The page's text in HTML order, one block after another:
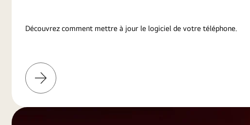
Découvrez comment mettre à jour le logiciel de votre téléphone.
En
savoir
plus